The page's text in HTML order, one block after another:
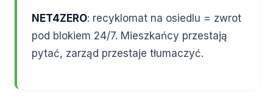
NET4ZERO: recyklomat na osiedlu = zwrot
pod blokiem 24/7. Mieszkańcy przestają
pytać, zarząd przestaje tłumaczyć.